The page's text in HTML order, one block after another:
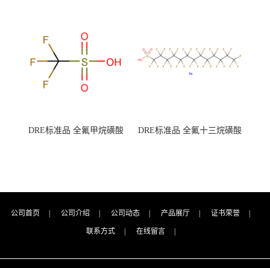
（泰坦现货供应）
DRE标准品 全氟甲烷磺酸
DRE标准品 全氟十三烷磺酸
公司首页 公司介绍 公司动态 产品展厅 证书荣誉
联系方式 在线留言